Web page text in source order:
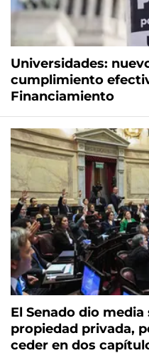
Universidades:
cumplimiento
Financiamiento
El Senado dio
propiedad privada,
ceder en dos